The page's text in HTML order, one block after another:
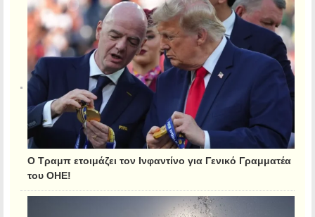
Ο Τραμπ ετοιμάζει τον Ινφαντίνο για Γενικό Γραμματέα
του ΟΗΕ!